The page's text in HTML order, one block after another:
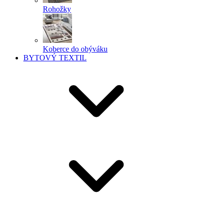
Rohožky
Koberce do obýváku
BYTOVÝ TEXTIL